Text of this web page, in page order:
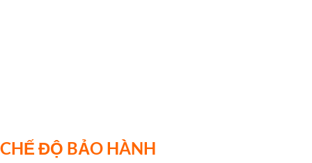
CHẾ ĐỘ BẢO HÀNH